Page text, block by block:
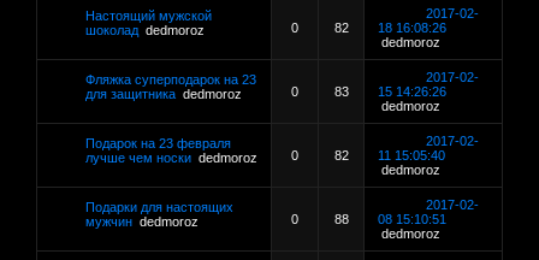
Настоящий мужской
шоколад dedmoroz 0 82
2017-02-
18 16:08:26
dedmoroz
Фляжка суперподарок на 23
для защитника dedmoroz 0 83
2017-02-
15 14:26:26
dedmoroz
Подарок на 23 февраля
лучше чем носки dedmoroz 0 82
2017-02-
11 15:05:40
dedmoroz
Подарки для настоящих
мужчин dedmoroz 0 88
2017-02-
08 15:10:51
dedmoroz